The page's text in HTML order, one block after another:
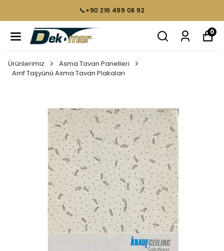
📞+90 216 499 08 92
0
Ürünlerimiz
Asma Tavan Panelleri
Amf Taşyünü Asma Tavan Plakaları